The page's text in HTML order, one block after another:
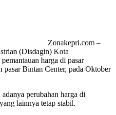
Zonakepri.com –
(Disdagin) Kota
harga di pasar
pasar Bintan Center, pada Oktober
perubahan harga di
lainnya tetap stabil.